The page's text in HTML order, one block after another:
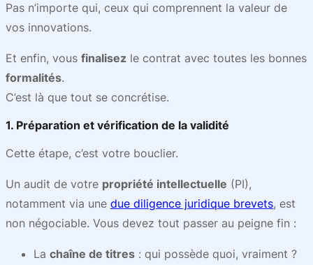
Pas n’importe qui, ceux qui comprennent la valeur de
vos innovations.
Et enfin, vous finalisez le contrat avec toutes les bonnes
formalités.
C’est là que tout se concrétise.
1. Préparation et vérification de la validité
Cette étape, c’est votre bouclier.
Un audit de votre propriété intellectuelle (PI),
notamment via une due diligence juridique brevets, est
non négociable. Vous devez tout passer au peigne fin :
La chaîne de titres : qui possède quoi, vraiment ?